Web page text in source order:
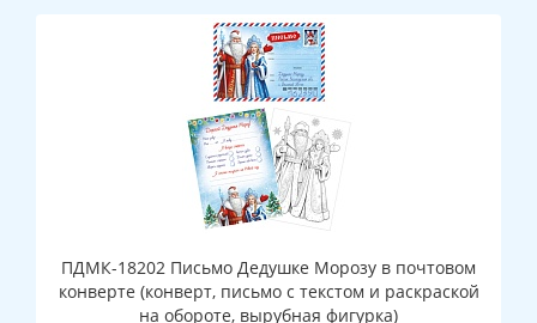
ПДМК-18202 Письмо Дедушке Морозу в почтовом
конверте (конверт, письмо с текстом и раскраской
на обороте, вырубная фигурка)